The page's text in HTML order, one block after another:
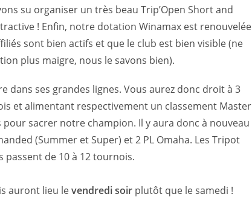
su organiser un très beau Trip’Open Short and
! Enfin, notre dotation Winamax est renouvelée
sont bien actifs et que le club est bien visible (ne
plus maigre, nous le savons bien).
dans ses grandes lignes. Vous aurez donc droit à 3
et alimentant respectivement un classement Master
pour sacrer notre champion. Il y aura donc à nouveau
(Summer et Super) et 2 PL Omaha. Les Tripot
de 10 à 12 tournois.
auront lieu levendredi soir plutôt que le samedi !